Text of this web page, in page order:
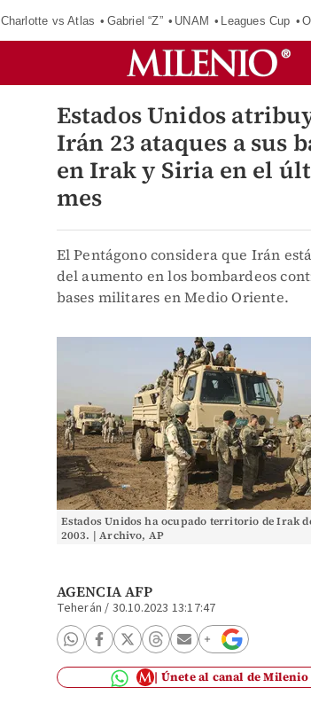
Charlotte vs Atlas Gabriel “Z” UNAM Leagues Cup
Estados Unidos
Irán 23 ataques a sus
en Irak y Siria en el
mes
El Pentágono considera que Irán
del aumento en los bombardeos
bases militares en Medio Oriente.
Estados Unidos ha ocupado territorio de Irak
2003. | Archivo, AP
AGENCIA AFP
Teherán / 30.10.2023 13:17:47
Únete al canal de Milenio